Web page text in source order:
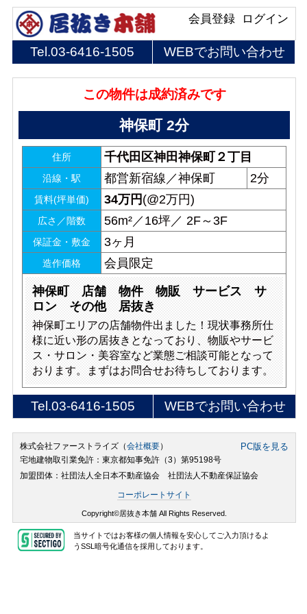
ログイン
会員登録
Tel.03-6416-1505 WEBでお問い合わせ
この物件は成約済みです
神保町 2分
住所 千代田区神田神保町２丁目
沿線・駅 都営新宿線／神保町 2分
賃料(坪単価) 34万円 (@2万円)
広さ／階数 56m²／16坪／ 2F～3F
保証金・敷金 3ヶ月
造作価格 会員限定
神保町 店舗 物件 物販 サービス サ
ロン その他 居抜き
神保町エリアの店舗物件出ました！現状事務所仕
様に近い形の居抜きとなっており、物販やサービ
ス・サロン・美容室など業態ご相談可能となって
おります。まずはお問合せお待ちしております。
Tel.03-6416-1505 WEBでお問い合わせ
株式会社ファーストライズ（会社概要） PC版を見る
宅地建物取引業免許：東京都知事免許（3）第95198号
加盟団体：社団法人全日本不動産協会 社団法人不動産保証協会
コーポレートサイト
Copyright©居抜き本舗 All Rights Reserved.
当サイトではお客様の個人情報を安心してご入力頂けるよ
うSSL暗号化通信を採用しております。